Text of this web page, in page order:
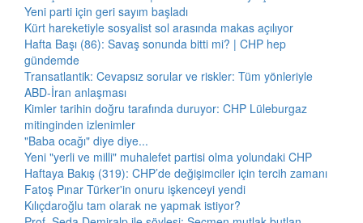
Yeni parti için geri sayım başladı
Kürt hareketiyle sosyalist sol arasında makas açılıyor
Hafta Başı (86): Savaş sonunda bitti mi? | CHP hep
gündemde
Transatlantik: Cevapsız sorular ve riskler: Tüm yönleriyle
ABD-İran anlaşması
Kimler tarihin doğru tarafında duruyor: CHP Lüleburgaz
mitinginden izlenimler
"Baba ocağı" diye diye...
Yeni "yerli ve milli" muhalefet partisi olma yolundaki CHP
Haftaya Bakış (319): CHP’de değişimciler için tercih zamanı
Fatoş Pınar Türker'in onuru işkenceyi yendi
Kılıçdaroğlu tam olarak ne yapmak istiyor?